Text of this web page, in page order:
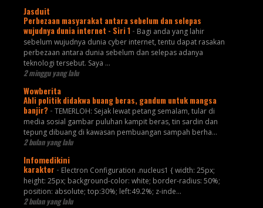
Jasduit
Perbezaan masyarakat antara sebelum dan selepas
wujudnya dunia internet - Siri 1 - Bagi anda yang lahir
sebelum wujudnya dunia cyber internet, tentu dapat rasakan
perbezaan antara dunia sebelum dan selepas adanya
teknologi tersebut. Saya ...
2 minggu yang lalu
Wowberita
Ahli politik didakwa buang beras, gandum untuk mangsa
banjir? - TEMERLOH: Sejak lewat petang semalam, tular di
media sosial gambar puluhan kampit beras, tin sardin dan
tepung dibuang di kawasan pembuangan sampah berha...
2 bulan yang lalu
Infomedikini
karaktor - Electron Configuration .nucleus1 { width: 25px;
height: 25px; background-color: white; border-radius: 50%;
position: absolute; top:30%; left:49.2%; z-inde...
2 bulan yang lalu